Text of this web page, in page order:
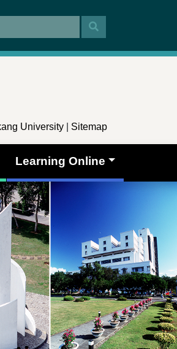
University Sitemap
Learning Online